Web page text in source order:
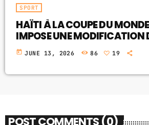
SPORT
HAÏTI À LA COUPE DU
IMPOSE UNE MODIFICATION
today JUNE 13, 2026 86 19
POST COMMENTS (0)